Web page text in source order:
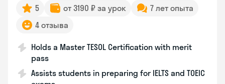
5 от 3190 ₽ за урок
7 лет опыта
4 отзыва
Holds a Master TESOL Certification with merit
pass
Assists students in preparing for IELTS and TOEIC